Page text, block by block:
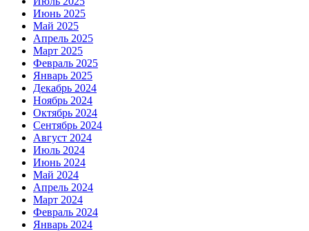
Июнь 2025
Май 2025
Апрель 2025
Март 2025
Февраль 2025
Январь 2025
Декабрь 2024
Ноябрь 2024
Октябрь 2024
Сентябрь 2024
Август 2024
Июль 2024
Июнь 2024
Май 2024
Апрель 2024
Март 2024
Февраль 2024
Январь 2024